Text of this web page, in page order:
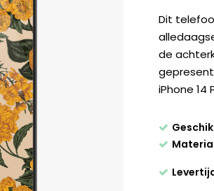
Dit
de
iPhone 14